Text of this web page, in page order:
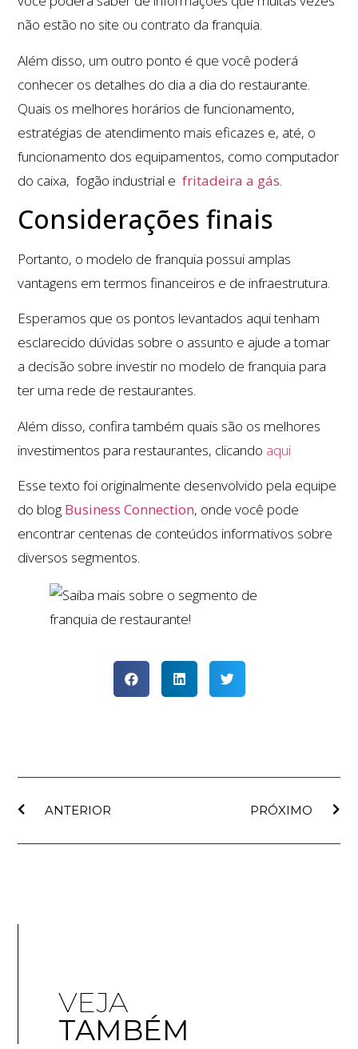
não estão no site ou contrato da franquia.
Além disso, um outro ponto é que você poderá
conhecer os detalhes do dia a dia do restaurante.
Quais os melhores horários de funcionamento,
estratégias de atendimento mais eficazes e, até, o
funcionamento dos equipamentos, como computador
do caixa, fogão industrial efritadeira a gás.
Considerações finais
Portanto, o modelo de franquia possui amplas
vantagens em termos financeiros e de infraestrutura.
Esperamos que os pontos levantados aqui tenham
esclarecido dúvidas sobre o assunto e ajude a tomar
a decisão sobre investir no modelo de franquia para
ter uma rede de restaurantes.
Além disso, confira também quais são os melhores
investimentos para restaurantes, clicando aqui
Esse texto foi originalmente desenvolvido pela equipe
do blog Business Connection, onde você pode
encontrar centenas de conteúdos informativos sobre
diversos segmentos.
ANTERIOR PRÓXIMO
VEJA
TAMBÉM